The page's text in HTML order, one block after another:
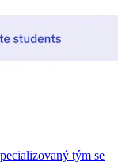
tým se